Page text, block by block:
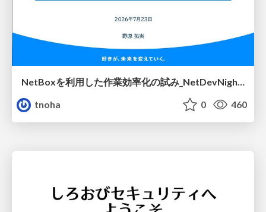
NetBoxを利用した作業効率化の試み_NetDevNight4
tnoha
0 460